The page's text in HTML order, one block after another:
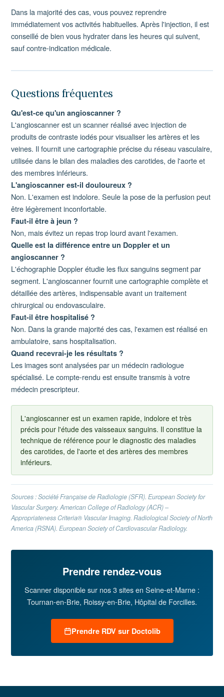
Dans la majorité des cas, vous pouvez reprendre
immédiatement vos activités habituelles. Après l'injection, il est
conseillé de bien vous hydrater dans les heures qui suivent,
sauf contre-indication médicale.
Questions fréquentes
Qu'est-ce qu'un angioscanner ?
L'angioscanner est un scanner réalisé avec injection de
produits de contraste iodés pour visualiser les artères et les
veines. Il fournit une cartographie précise du réseau vasculaire,
utilisée dans le bilan des maladies des carotides, de l'aorte et
des membres inférieurs.
L'angioscanner est-il douloureux ?
Non. L'examen est indolore. Seule la pose de la perfusion peut
être légèrement inconfortable.
Faut-il être à jeun ?
Non, mais évitez un repas trop lourd avant l'examen.
Quelle est la différence entre un Doppler et un
angioscanner ?
L'échographie Doppler étudie les flux sanguins segment par
segment. L'angioscanner fournit une cartographie complète et
détaillée des artères, indispensable avant un traitement
chirurgical ou endovasculaire.
Faut-il être hospitalisé ?
Non. Dans la grande majorité des cas, l'examen est réalisé en
ambulatoire, sans hospitalisation.
Quand recevrai-je les résultats ?
Les images sont analysées par un médecin radiologue
spécialisé. Le compte-rendu est ensuite transmis à votre
médecin prescripteur.
L'angioscanner est un examen rapide, indolore et très
précis pour l'étude des vaisseaux sanguins. Il constitue la
technique de référence pour le diagnostic des maladies
des carotides, de l'aorte et des artères des membres
inférieurs.
Sources : Société Française de Radiologie (SFR). European Society for
Vascular Surgery. American College of Radiology (ACR) –
Appropriateness Criteria® Vascular Imaging. Radiological Society of North
America (RSNA). European Society of Cardiovascular Radiology.
Prendre rendez-vous
Scanner disponible sur nos 3 sites en Seine-et-Marne :
Tournan-en-Brie, Roissy-en-Brie, Hôpital de Forcilles.
Prendre RDV sur Doctolib